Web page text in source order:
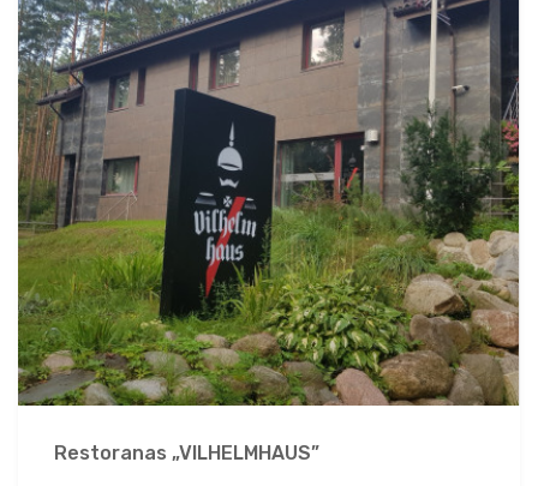
Restoranas „VILHELMHAUS”